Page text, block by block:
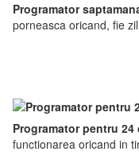
Programator
porneasca oricand, fie
Programator pentru 24
functionarea oricand in